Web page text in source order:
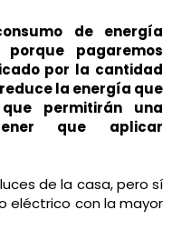
de energía
pagaremos
por la cantidad
la energía que
permitirán una
que aplicar
de la casa, pero sí
eléctrico con la mayor